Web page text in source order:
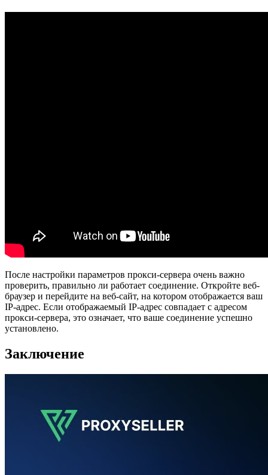
После настройки параметров прокси-сервера очень важно
проверить, правильно ли работает соединение. Откройте веб-
браузер и перейдите на веб-сайт, на котором отображается ваш
IP-адрес. Если отображаемый IP-адрес совпадает с адресом
прокси-сервера, это означает, что ваше соединение успешно
установлено.
Заключение